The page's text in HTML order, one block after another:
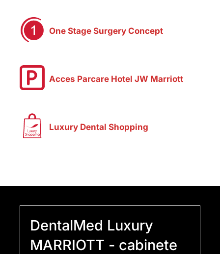
One Stage Surgery Concept
Acces Parcare Hotel JW Marriott
Luxury Dental Shopping
DentalMed Luxury
MARRIOTT - cabinete